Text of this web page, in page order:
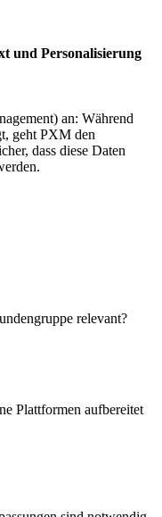
und Personalisierung
an: Während
geht PXM den
dass diese Daten
relevant?
Plattformen aufbereitet